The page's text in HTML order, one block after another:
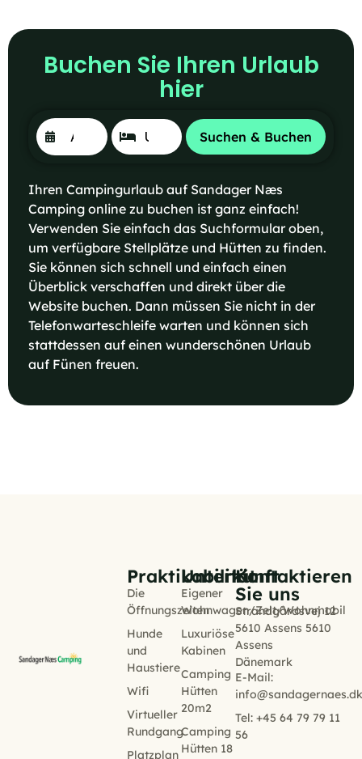
Buchen Sie Ihren Urlaub
hier
Suchen & Buchen
Ihren Campingurlaub auf Sandager Næs
Camping online zu buchen ist ganz einfach!
Verwenden Sie einfach das Suchformular oben,
um verfügbare Stellplätze und Hütten zu finden.
Sie können sich schnell und einfach einen
Überblick verschaffen und direkt über die
Website buchen. Dann müssen Sie nicht in der
Telefonwarteschleife warten und können sich
stattdessen auf einen wunderschönen Urlaub
auf Fünen freuen.
Unterkunft
Eigener
Wohnwagen/Zelt/Wohnmobil
Luxuriöse
Kabinen
Camping
Hütten
20m2
Camping
Hütten 18
Praktikabilität
Die
Öffnungszeiten
Hunde
und
Haustiere
Wifi
Virtueller
Rundgang
Platzplan
Kontaktieren
Sie uns
Strandgårdsvej 12
5610 Assens 5610
Assens
Dänemark
E-Mail:
Tel: +45 64 79 79 11
56